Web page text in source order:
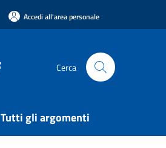
Accedi all'area personale
Cerca
Tutti gli argomenti